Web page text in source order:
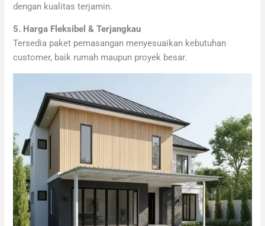
dengan kualitas terjamin.
5. Harga Fleksibel & Terjangkau
Tersedia paket pemasangan menyesuaikan kebutuhan
customer, baik rumah maupun proyek besar.